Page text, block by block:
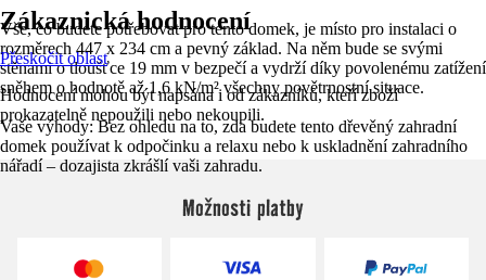
Vše, co budete potřebovat pro tento domek, je místo pro instalaci o
rozměrech 447 x 234 cm a pevný základ. Na něm bude se svými
stěnami o tloušťce 19 mm v bezpečí a vydrží díky povolenému zatížení
sněhem o hodnotě až 1,6 kN/m² všechny povětrnostní situace.
Vaše výhody: Bez ohledu na to, zda budete tento dřevěný zahradní
domek používat k odpočinku a relaxu nebo k uskladnění zahradního
nářadí – dozajista zkrášlí vaši zahradu.
Zákaznická hodnocení
Přeskočit oblast
Hodnocení mohou být napsána i od zákazníků, kteří zboží
prokazatelně nepoužili nebo nekoupili.
Možnosti platby